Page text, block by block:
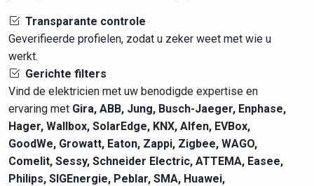
Transparante controle
Geverifieerde profielen, zodat u zeker weet met wie u
werkt.
Gerichte filters
Vind de elektricien met uw benodigde expertise en
ervaring met Gira, ABB, Jung, Busch-Jaeger, Enphase,
Hager, Wallbox, SolarEdge, KNX, Alfen, EVBox,
GoodWe, Growatt, Eaton, Zappi, Zigbee, WAGO,
Comelit, Sessy, Schneider Electric, ATTEMA, Easee,
Philips, SIGEnergie, Peblar, SMA, Huawei,